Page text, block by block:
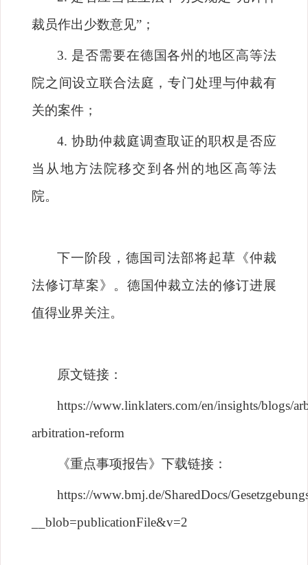
裁员作出少数意见” ；
3. 是否需要在德国各州的地区高等法
院之间设立联合法庭，专门处理与仲裁有
关的案件；
4. 协助仲裁庭调查取证的职权是否应
当从地方法院移交到各州的地区高等法
院。
下一阶段，德国司法部将起草《仲裁
法修订草案》。德国仲裁立法的修订进展
值得业界关注。
原文链接：
https://www.linklaters.com/en/insights/blogs/
arbitration-reform
《重点事项报告》下载链接：
https://www.bmj.de/SharedDocs/
__blob=publicationFile&v=2